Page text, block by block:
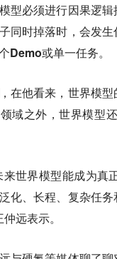
型必须进行因果逻辑
同时掉落时，会发
Demo或单一任务。
在他看来，世界模
域之外，世界模型
来世界模型能成为真
化、长程、复杂任
仲远表示。